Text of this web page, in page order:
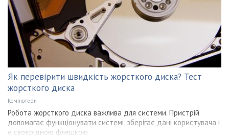
Як перевірити швидкість жорсткого диска? Тест
жорсткого диска
Компютери
Робота жорсткого диска важлива для системи. Пристрій
допомагає функціонувати системі, зберігає дані користувача і
є своєрідною флешкою